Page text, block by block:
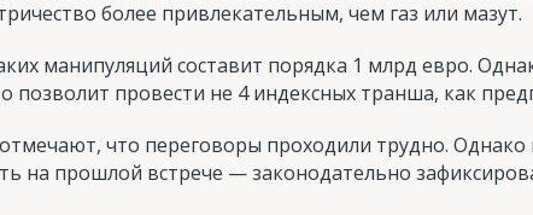
более привлекательным, чем газ или мазут.
манипуляций составит порядка 1 млрд евро.
позволит провести не 4 индексных транша, как
что переговоры проходили трудно.
на прошлой встрече — законодательно